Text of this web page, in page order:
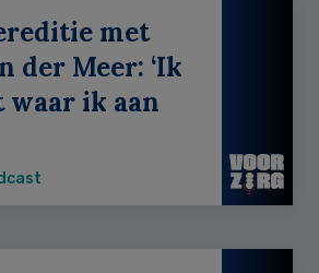
met
der Meer: ‘Ik
ik aan